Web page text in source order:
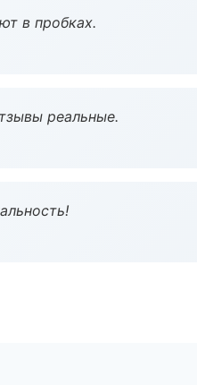
в пробках.
реальные.